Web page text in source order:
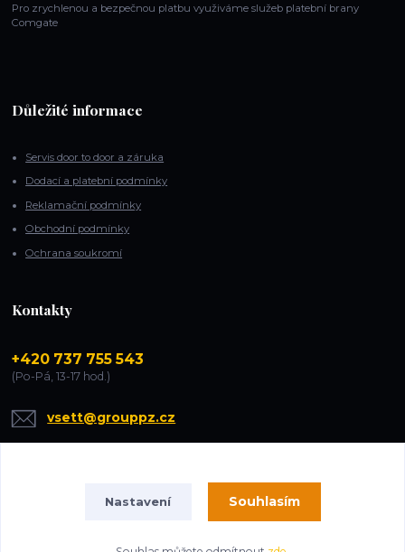
Pro zrychlenou a bezpečnou platbu využiváme služeb platební brany
Comgate
Důležité informace
Servis door to door a záruka
Dodací a platební podmínky
Reklamační podmínky
Obchodní podmínky
Ochrana soukromí
Kontakty
+420 737 755 543
(Po-Pá, 13-17 hod.)
vsett@grouppz.cz
Nastavení Souhlasím